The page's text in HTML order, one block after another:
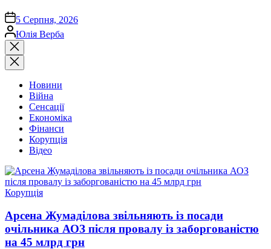
on 5 Серпня, 2026
Опубліковано
Юлія Верба
Закрити
пошук
Новини
Війна
Сенсації
Економіка
Фінанси
Корупція
Відео
Опублікувати
Корупція
Арсена Жумаділова звільняють із посади
очільника АОЗ після провалу із заборгованістю
на 45 млрд грн